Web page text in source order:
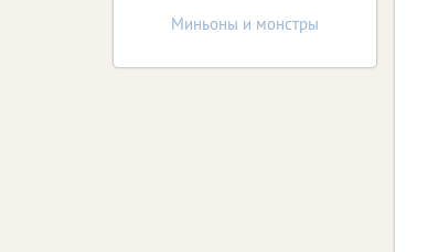
Миньоны и монстры